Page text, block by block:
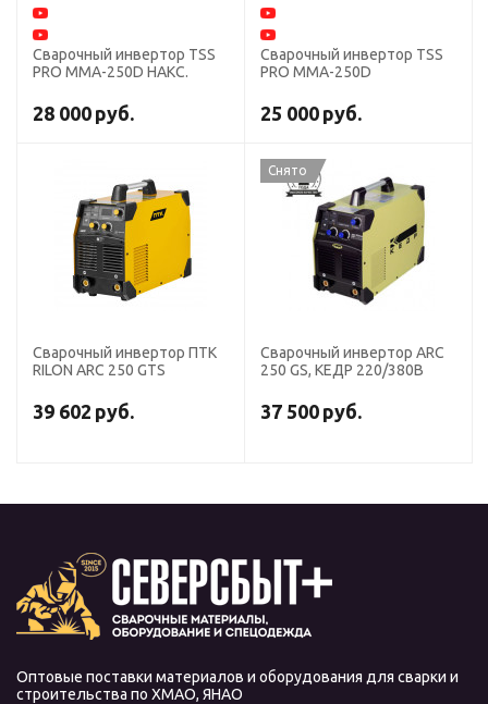
Сварочный инвертор TSS
PRO MMA-250D НАКС.
28 000 руб.
Сварочный инвертор TSS
PRO MMA-250D
25 000 руб.
Cварочный инвертор ПТК
RILON ARC 250 GTS
39 602 руб.
Снято
Сварочный инвертор ARC
250 GS, КЕДР 220/380В
37 500 руб.
Оптовые поставки материалов и оборудования для сварки и
строительства по ХМАО, ЯНАО